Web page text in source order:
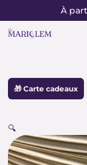
au
contenu
À
🎁 Carte cadeaux
🔍